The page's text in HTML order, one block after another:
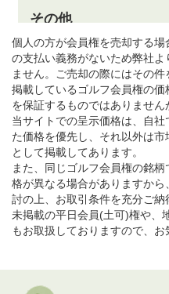
個人の方が会員権を売却する
の支払い義務がないため弊社
ません。ご売却の際にはその件
掲載しているゴルフ会員権の
を保証するものではありません
当サイトでの呈示価格は、自
た価格を優先し、それ以外は
として掲載してあります。
また、同じゴルフ会員権の銘
格が異なる場合がありますか
討の上、お取引条件を充分ご納
未掲載の平日会員(土可)権や、
もお取扱しておりますので、お